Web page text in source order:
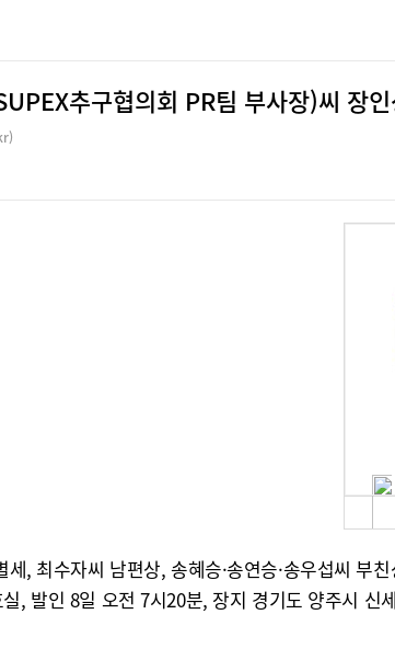
추구협의회 PR팀 부사장)씨 장
, 최수자씨 남편상, 송혜승·송연승·송우섭씨 부
, 발인 8일 오전 7시20분, 장지 경기도 양주시 신